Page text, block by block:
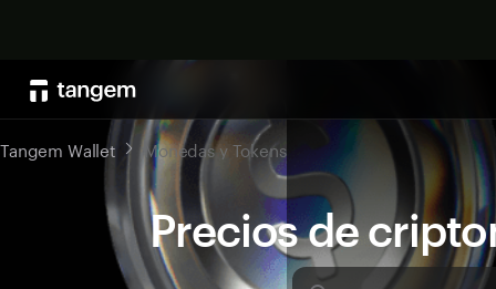
Precios de
Tangem Wallet Monedas y Tokens